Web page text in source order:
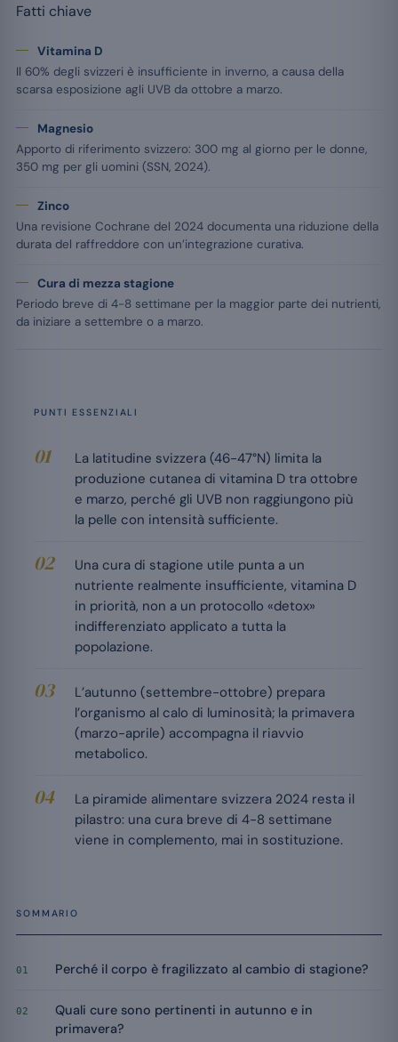
Fatti chiave
Vitamina D
Il 60% degli svizzeri è insufficiente in inverno, a causa della
scarsa esposizione agli UVB da ottobre a marzo.
Magnesio
Apporto di riferimento svizzero: 300 mg al giorno per le donne,
350 mg per gli uomini (SSN, 2024).
Zinco
Una revisione Cochrane del 2024 documenta una riduzione della
durata del raffreddore con un’integrazione curativa.
Cura di mezza stagione
Periodo breve di 4-8 settimane per la maggior parte dei nutrienti,
da iniziare a settembre o a marzo.
PUNTI ESSENZIALI
La latitudine svizzera (46-47°N) limita la
produzione cutanea di vitamina D tra ottobre
e marzo, perché gli UVB non raggiungono più
la pelle con intensità sufficiente.
Una cura di stagione utile punta a un
nutriente realmente insufficiente, vitamina D
in priorità, non a un protocollo «detox»
indifferenziato applicato a tutta la
popolazione.
L’autunno (settembre-ottobre) prepara
l’organismo al calo di luminosità; la primavera
(marzo-aprile) accompagna il riavvio
metabolico.
La piramide alimentare svizzera 2024 resta il
pilastro: una cura breve di 4-8 settimane
viene in complemento, mai in sostituzione.
SOMMARIO
01 Perché il corpo è fragilizzato al cambio di stagione?
02
Quali cure sono pertinenti in autunno e in
primavera?